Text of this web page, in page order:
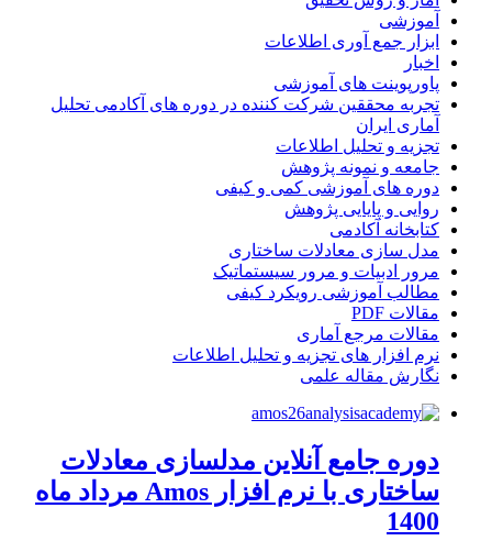
آموزشی
ابزار جمع آوری اطلاعات
اخبار
پاورپوینت های آموزشی
تجربه محققین شرکت کننده در دوره های آکادمی تحلیل
آماری ایران
تجزیه و تحلیل اطلاعات
جامعه و نمونه پژوهش
دوره های آموزشی کمی و کیفی
روایی و پایایی پژوهش
کتابخانه آکادمی
مدل سازی معادلات ساختاری
مرور ادبیات و مرور سیستماتیک
مطالب آموزشی رویکرد کیفی
مقالات PDF
مقالات مرجع آماری
نرم افزار های تجزیه و تحلیل اطلاعات
نگارش مقاله علمی
دوره جامع آنلاین مدلسازی معادلات
ساختاری با نرم افزار Amos مرداد ماه
1400